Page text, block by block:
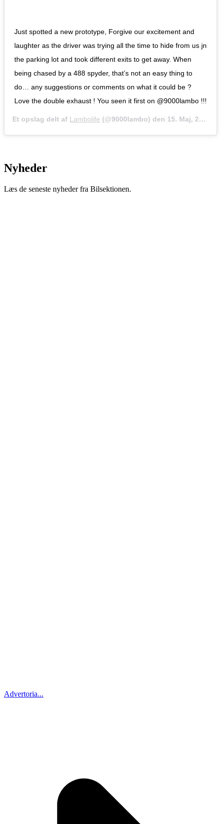
Just spotted a new prototype, Forgive our excitement and
laughter as the driver was trying all the time to hide from us jn
the parking lot and took different exits to get away. When
being chased by a 488 spyder, that’s not an easy thing to
do… any suggestions or comments on what it could be ?
Love the double exhaust ! You seen it first on @9000lambo !!!
Et opslag delt af Lambolife (@9000lambo) den 15. Maj, 2019 kl. 12.43 PDT
Nyheder
Læs de seneste nyheder fra Bilsektionen.
Advertoria...